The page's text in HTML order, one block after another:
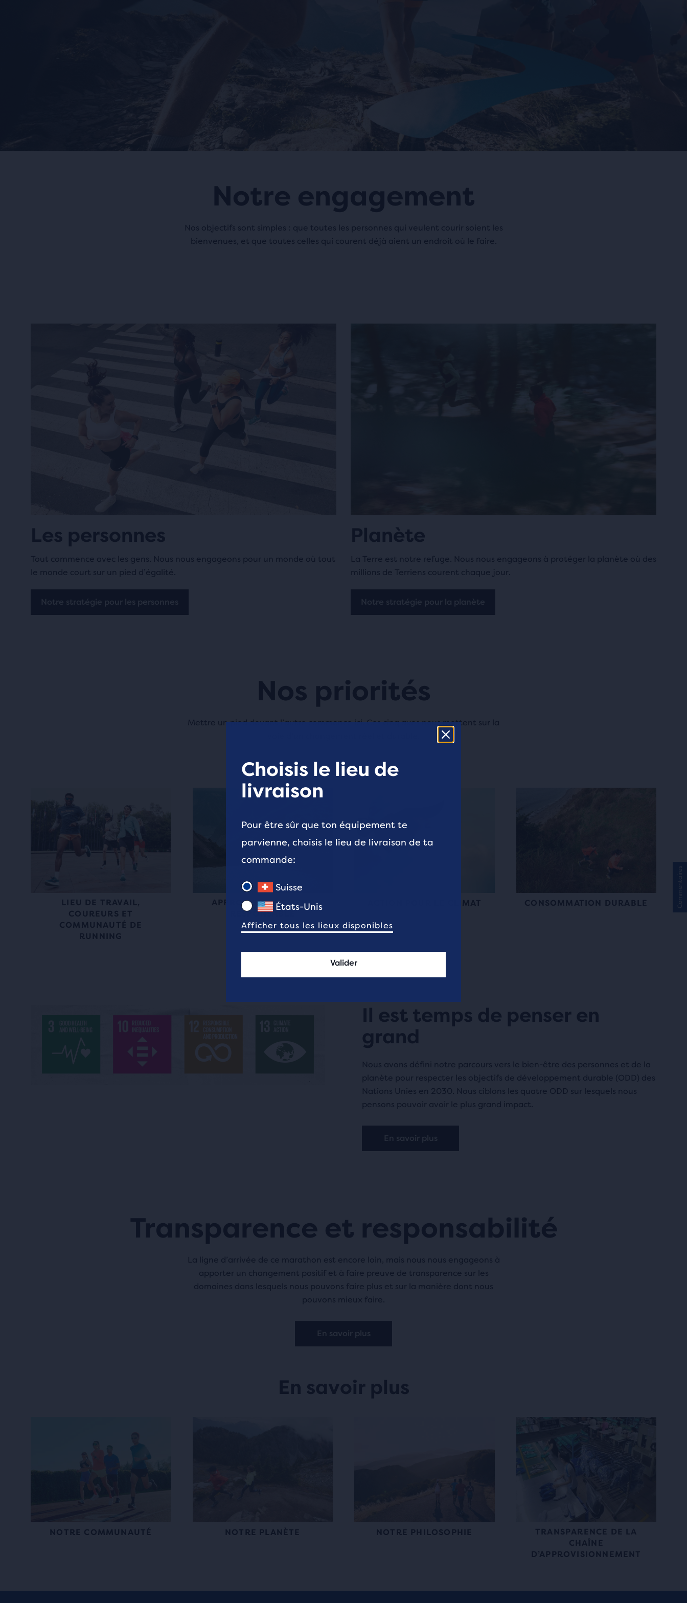
Notre engagement
Nos objectifs sont simples : que toutes les personnes qui veulent courir soient les
bienvenues, et que toutes celles qui courent déjà aient un endroit où le faire.
Les personnes
Tout commence avec les gens. Nous nous engageons pour un monde où tout
le monde court sur un pied d’égalité.
Notre stratégie pour les personnes
Planète
La Terre est notre refuge. Nous nous engageons à protéger la planète où des
millions de Terriens courent chaque jour.
Notre stratégie pour la planète
Nos priorités
Mettre un pied devant l’autre commence ici. Ces cinq axes nous mettent sur la
LIEU DE TRAVAIL,
COUREURS ET
COMMUNAUTÉ DE
RUNNING
APPROVISIONNEMENT
RESPONSABLE
ACTION POUR LE CLIMAT CONSOMMATION DURABLE
Il est temps de penser en
grand
Nous avons défini notre parcours vers le bien-être des personnes et de la
planète pour respecter les objectifs de développement durable (ODD) des
Nations Unies en 2030. Nous ciblons les quatre ODD sur lesquels nous
pensons pouvoir avoir le plus grand impact.
En savoir plus
Transparence et responsabilité
La ligne d’arrivée de ce marathon est encore loin, mais nous nous engageons à
apporter un changement positif et à faire preuve de transparence sur les
domaines dans lesquels nous pouvons faire plus et sur la manière dont nous
pouvons mieux faire.
En savoir plus
En savoir plus
NOTRE COMMUNAUTÉ NOTRE PLANÈTE NOTRE PHILOSOPHIE
TRANSPARENCE DE LA
CHAÎNE
D’APPROVISIONNEMENT
Choisis le lieu de
livraison
Pour être sûr que ton équipement te
parvienne, choisis le lieu de livraison de ta
commande:
Suisse
États-Unis
Afficher tous les lieux disponibles
Valider
Commentaires